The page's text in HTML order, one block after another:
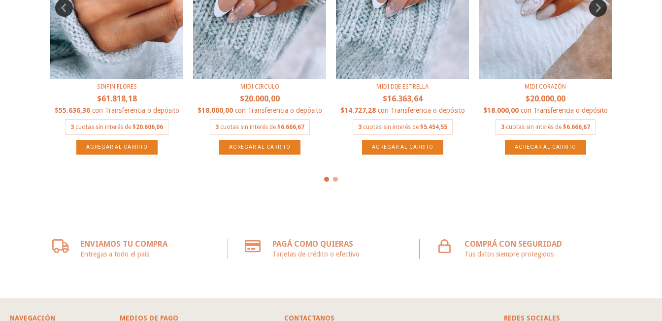
SINFIN FLORES
$61.818,18
$55.636,36 con Transferencia o depósito
3 cuotas sin interés de $20.606,06
MIDI CIRCULO
$20.000,00
$18.000,00 con Transferencia o depósito
3 cuotas sin interés de $6.666,67
MIDI DIJE ESTRELLA
$16.363,64
$14.727,28 con Transferencia o depósito
3 cuotas sin interés de $5.454,55
MIDI CORAZÓN
$20.000,00
$18.000,00 con Transferencia o depósito
3 cuotas sin interés de $6.666,67
ENVIAMOS TU COMPRA
Entregas a todo el país
PAGÁ COMO QUIERAS
Tarjetas de crédito o efectivo
COMPRÁ CON SEGURIDAD
Tus datos siempre protegidos
NAVEGACIÓN MEDIOS DE PAGO CONTACTANOS REDES SOCIALES